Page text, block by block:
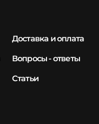
Доставка и оплата
Вопросы - ответы
Статьи